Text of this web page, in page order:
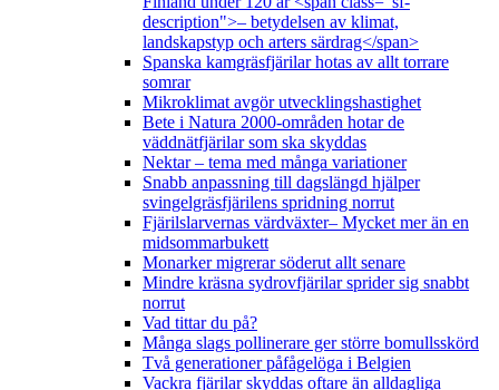
description">– betydelsen av klimat,
landskapstyp och arters särdrag</span>
Spanska kamgräsfjärilar hotas av allt torrare
somrar
Mikroklimat avgör utvecklingshastighet
Bete i Natura 2000-områden hotar de
väddnätfjärilar som ska skyddas
Nektar – tema med många variationer
Snabb anpassning till dagslängd hjälper
svingelgräsfjärilens spridning norrut
Fjärilslarvernas värdväxter– Mycket mer än en
midsommarbukett
Monarker migrerar söderut allt senare
Mindre kräsna sydrovfjärilar sprider sig snabbt
norrut
Vad tittar du på?
Många slags pollinerare ger större bomullsskörd
Två generationer påfågelöga i Belgien
Vackra fjärilar skyddas oftare än alldagliga